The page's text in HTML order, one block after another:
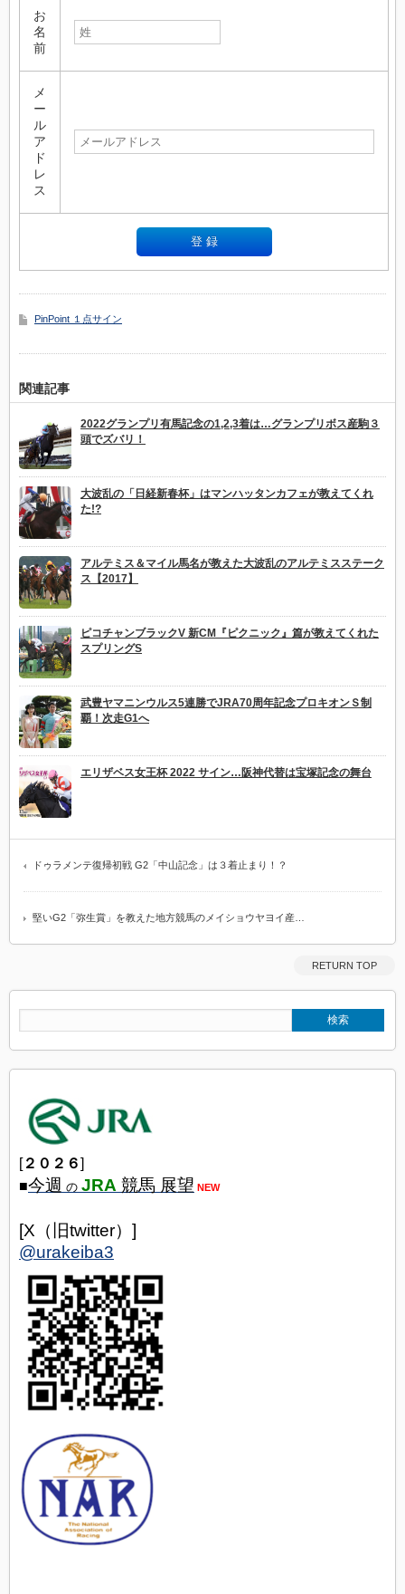
お
名
前
メ
ー
ル
ア
ド
レ
ス
PinPoint １点サイン
関連記事
2022グランプリ有馬記念の1,2,3着は…グランプリボス産駒３
頭でズバリ！
大波乱の「日経新春杯」はマンハッタンカフェが教えてくれ
た!?
アルテミス＆マイル馬名が教えた大波乱のアルテミスステーク
ス【2017】
ピコチャンブラックV 新CM『ピクニック』篇が教えてくれた
スプリングS
武豊ヤマニンウルス5連勝でJRA70周年記念プロキオンＳ制
覇！次走G1へ
エリザベス女王杯 2022 サイン…阪神代替は宝塚記念の舞台
ドゥラメンテ復帰初戦 G2「中山記念」は３着止まり！？
堅いG2「弥生賞」を教えた地方競馬のメイショウヤヨイ産…
RETURN TOP
[２０２６]
■今週 の JRA 競馬 展望 NEW
[X（旧twitter）]
@urakeiba3